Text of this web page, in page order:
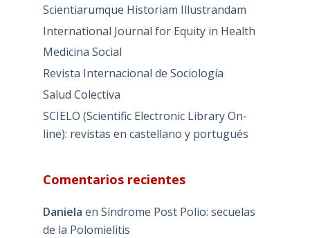
Scientiarumque Historiam Illustrandam
International Journal for Equity in Health
Medicina Social
Revista Internacional de Sociología
Salud Colectiva
SCIELO (Scientific Electronic Library On-
line): revistas en castellano y portugués
Comentarios recientes
Daniela en Síndrome Post Polio: secuelas
de la Polomielitis